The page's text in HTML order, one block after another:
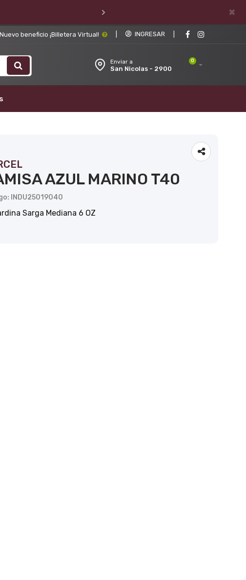
×
Nuevo beneficio ¡Billetera Virtual! INGRESAR
0
Enviar a
San Nicolas - 2900
AZUL MARINO T40
INDU25019040
Sarga Mediana 6 OZ